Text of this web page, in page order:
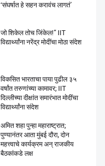
‘संघर्षात हे सहन करावंच लागतं’
जो शिकेल तोच जिंकेल!” IIT
विद्यार्थ्यांना नरेंद्र मोदींचा मोठा संदेश
विकसित भारताचा पाया पुढील ३५
वर्षांत तरुणांच्या कामावर; IIT
दिल्लीच्या दीक्षांत समारंभात मोदींचा
विद्यार्थ्यांना संदेश
अमित शहा पुन्हा महाराष्ट्रात;
पुण्यानंतर आता मुंबई दौरा, दोन
महत्त्वाचे कार्यक्रम अन् राजकीय
बैठकांकडे लक्ष